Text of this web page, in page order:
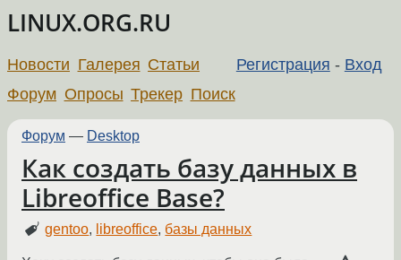
LINUX.ORG.RU
Регистрация - Вход
Новости Галерея Статьи
Форум Опросы Трекер Поиск
Форум — Desktop
Как создать базу данных в
Libreoffice Base?
gentoo, libreoffice, базы данных